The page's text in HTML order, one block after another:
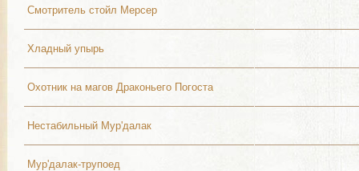
Смотритель стойл Мерсер
Хладный упырь
Охотник на магов Драконьего Погоста
Нестабильный Мур'далак
Мур'далак-трупоед